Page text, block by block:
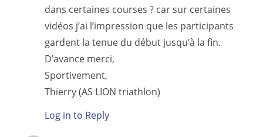
dans certaines courses ? car sur certaines
vidéos j’ai l’impression que les participants
gardent la tenue du début jusqu’à la fin.
D’avance merci,
Sportivement,
Thierry (AS LION triathlon)
Log in to Reply